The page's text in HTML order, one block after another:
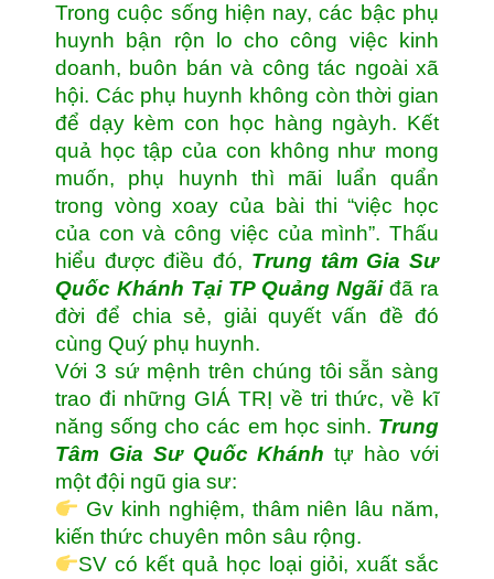
Trong cuộc sống hiện nay, các bậc phụ
huynh bận rộn lo cho công việc kinh
doanh, buôn bán và công tác ngoài xã
hội. Các phụ huynh không còn thời gian
để dạy kèm con học hàng ngàyh. Kết
quả học tập của con không như mong
muốn, phụ huynh thì mãi luẩn quẩn
trong vòng xoay của bài thi “việc học
của con và công việc của mình”. Thấu
hiểu được điều đó, Trung tâm Gia Sư
Quốc Khánh Tại TP Quảng Ngãiđã ra
đời để chia sẻ, giải quyết vấn đề đó
cùng Quý phụ huynh.
Với 3 sứ mệnh trên chúng tôi sẵn sàng
trao đi những GIÁ TRỊ về tri thức, về kĩ
năng sống cho các em học sinh. Trung
Tâm Gia Sư Quốc Khánh tự hào với
một đội ngũ gia sư:
Gv kinh nghiệm, thâm niên lâu năm,
kiến thức chuyên môn sâu rộng.
SV có kết quả học loại giỏi, xuất sắc